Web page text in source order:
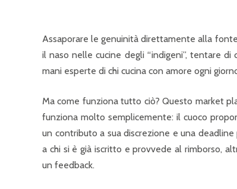
Assaporare le genuinità direttamente alla
il naso nelle cucine degli “indigeni”, tentare
mani esperte di chi cucina con amore ogni
Ma come funziona tutto ciò? Questo market
funziona molto semplicemente: il cuoco
un contributo a sua discrezione e una
a chi si è già iscritto e provvede al rimborso,
un feedback.